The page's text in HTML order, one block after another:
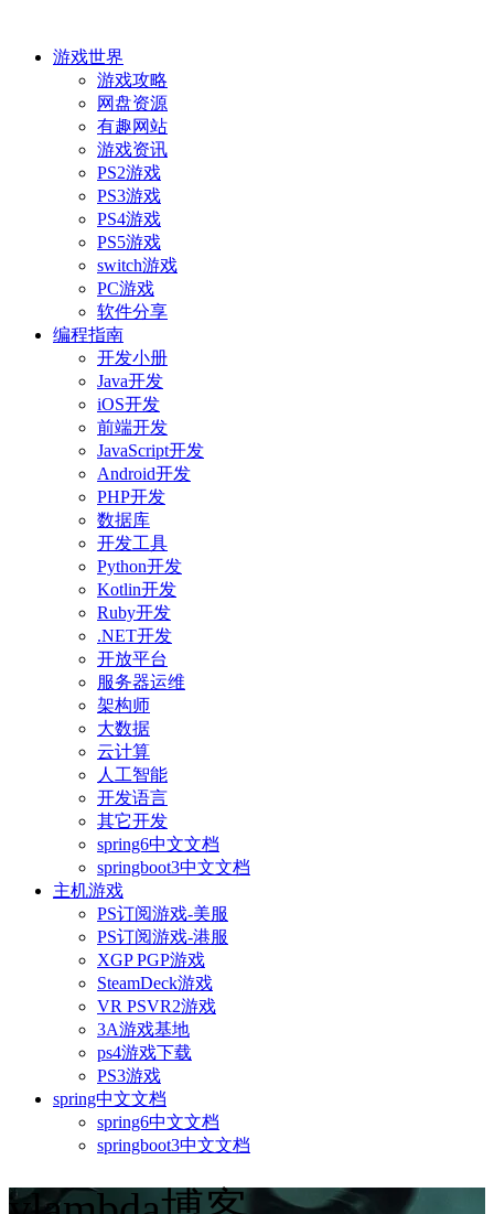
游戏世界
游戏攻略
网盘资源
有趣网站
游戏资讯
PS2游戏
PS3游戏
PS4游戏
PS5游戏
switch游戏
PC游戏
软件分享
编程指南
开发小册
Java开发
iOS开发
前端开发
JavaScript开发
Android开发
PHP开发
数据库
开发工具
Python开发
Kotlin开发
Ruby开发
.NET开发
开放平台
服务器运维
架构师
大数据
云计算
人工智能
开发语言
其它开发
spring6中文文档
springboot3中文文档
主机游戏
PS订阅游戏-美服
PS订阅游戏-港服
XGP PGP游戏
SteamDeck游戏
VR PSVR2游戏
3A游戏基地
ps4游戏下载
PS3游戏
spring中文文档
spring6中文文档
springboot3中文文档